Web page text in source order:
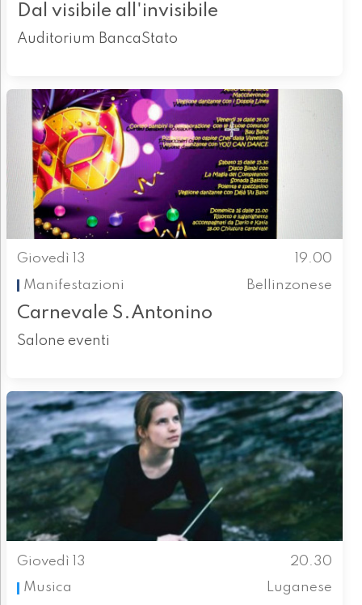
Dal visibile all'invisibile
Auditorium BancaStato
Giovedì 13
19.00
Manifestazioni
Bellinzonese
Carnevale S.Antonino
Salone eventi
Giovedì 13
20.30
Musica
Luganese